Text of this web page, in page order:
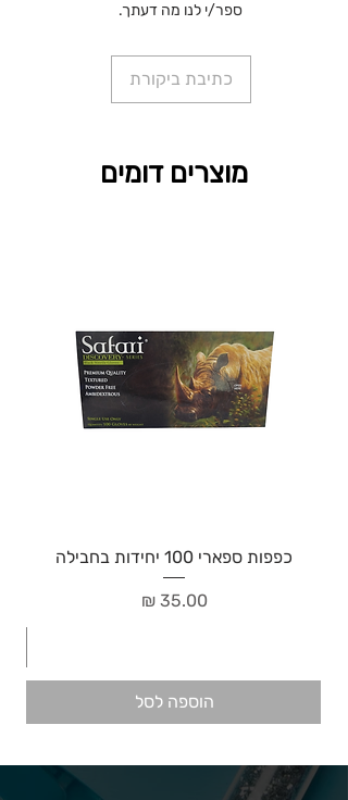
ספר/י לנו מה דעתך.
כתיבת ביקורת
מוצרים דומים
כפפות ספארי 100 יחידות בחבילה
מחיר‏35.00 ‏₪
הוספה לסל